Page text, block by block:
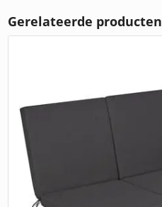
Gerelateerde producten